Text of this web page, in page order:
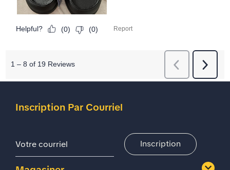
Inscription Par Courriel
Inscription